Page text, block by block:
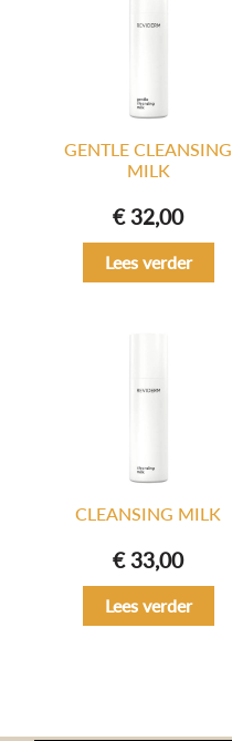
GENTLE CLEANSING
MILK
€32,00
Lees verder
CLEANSING MILK
€33,00
Lees verder